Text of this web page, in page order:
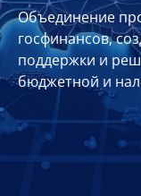
Союза
Участники
Планы
отчеты
Контакты
Объединение
госфинансов,
поддержки и
бюджетной и